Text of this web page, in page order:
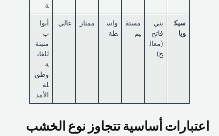
سيك
ويا
بني
فاتح
(معال
ج)
مستق
يم
واس
طة
ممتاز عالي
أبوا
متينة
للغاي
وطوي
لة
الأمد
اعتبارات أساسية تتجاوز نوع الخشب